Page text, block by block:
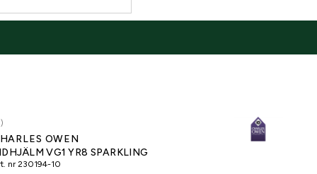
OWEN
VG1 YR8 SPARKLING
nr 230194-10